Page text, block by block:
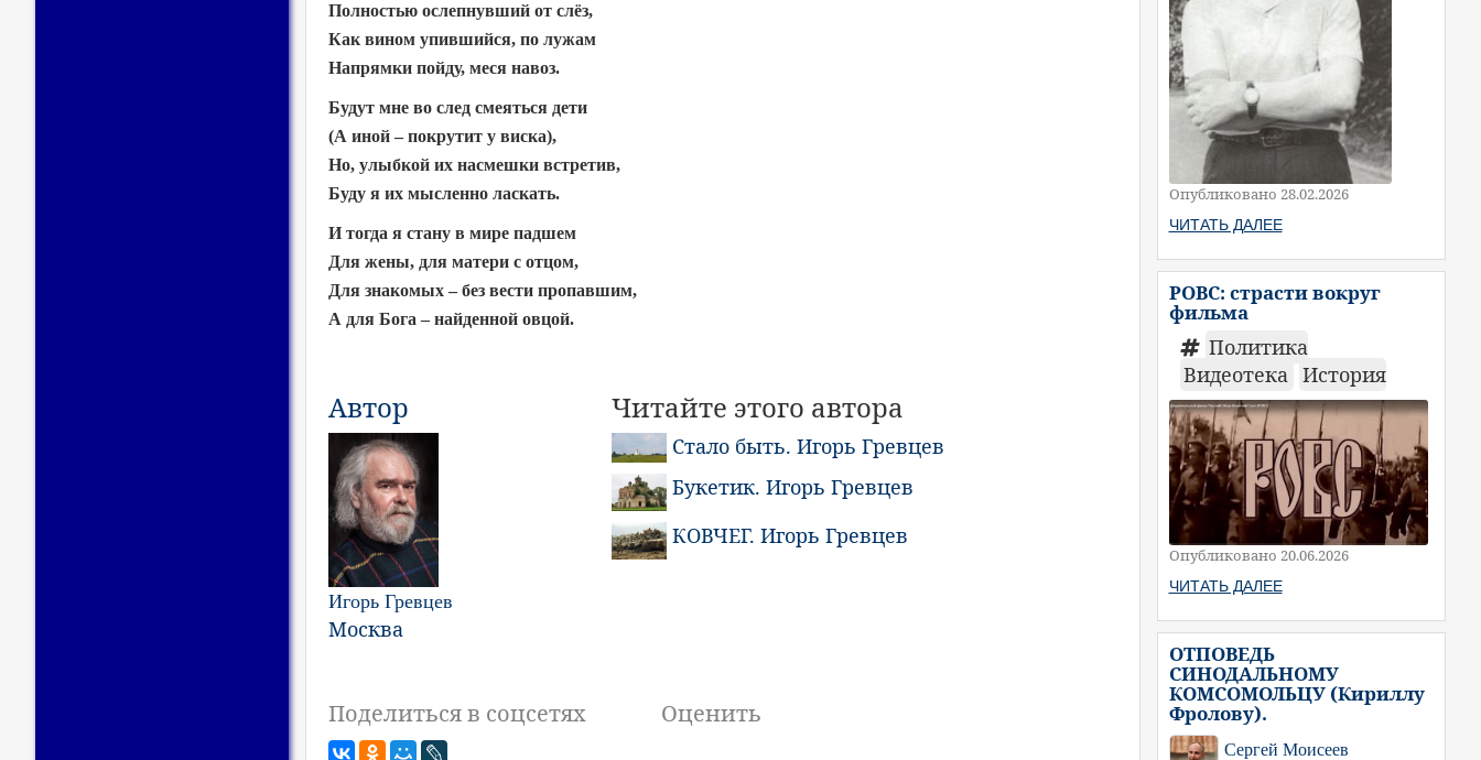
Полностью ослепнувший от слёз,
Как вином упившийся, по лужам
Напрямки пойду, меся навоз.
Будут мне во след смеяться дети
(А иной – покрутит у виска),
Но, улыбкой их насмешки встретив,
Буду я их мысленно ласкать.
И тогда я стану в мире падшем
Для жены, для матери с отцом,
Для знакомых – без вести пропавшим,
А для Бога – найденной овцой.
Автор
Игорь Гревцев
Москва
Читайте этого автора
Стало быть. Игорь Гревцев
Букетик. Игорь Гревцев
КОВЧЕГ. Игорь Гревцев
Поделиться в соцсетях Оценить
Опубликовано 28.02.2026
ЧИТАТЬ ДАЛЕЕ
РОВС: страсти вокруг
фильма
Политика
Видеотека История
Опубликовано 20.06.2026
ЧИТАТЬ ДАЛЕЕ
ОТПОВЕДЬ
СИНОДАЛЬНОМУ
КОМСОМОЛЬЦУ (Кириллу
Фролову).
Сергей Моисеев